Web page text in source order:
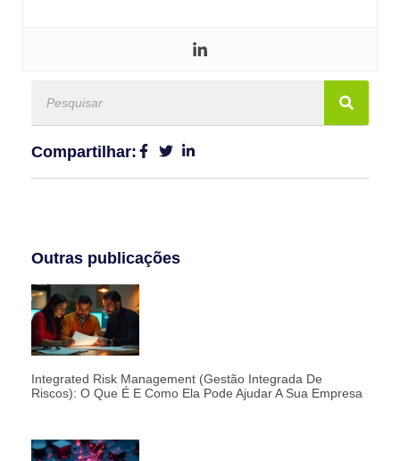
Compartilhar:
Outras publicações
Integrated Risk Management (Gestão Integrada De
Riscos): O Que É E Como Ela Pode Ajudar A Sua Empresa